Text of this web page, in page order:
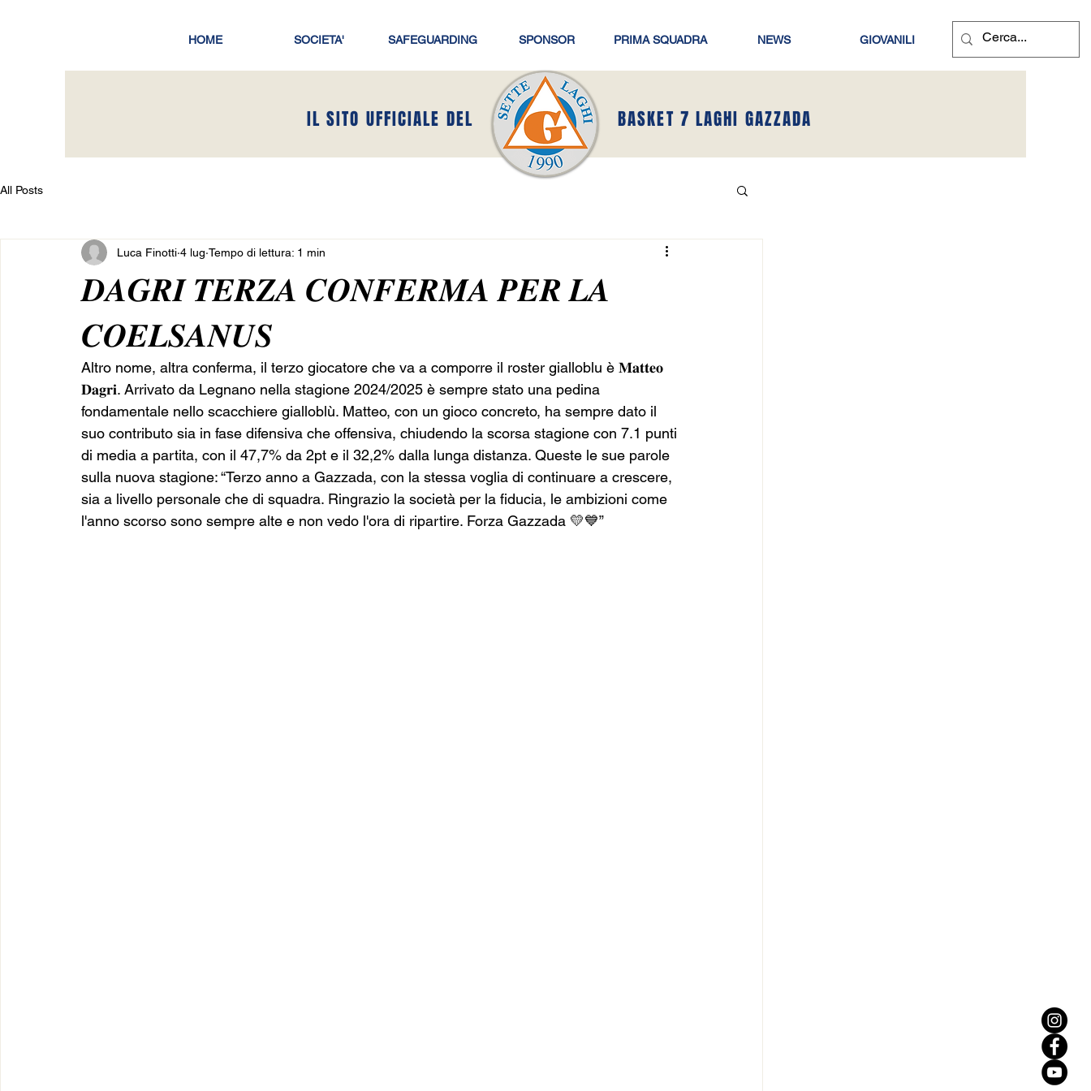
HOME SOCIETA' SAFEGUARDING SPONSOR PRIMA SQUADRA NEWS GIOVANILI
IL SITO UFFICIALE DEL BASKET 7 LAGHI GAZZADA
All Posts
𝑫𝑨𝑮𝑹𝑰 𝑻𝑬𝑹𝒁𝑨 𝑪𝑶𝑵𝑭𝑬𝑹𝑴𝑨 𝑷𝑬𝑹 𝑳𝑨
𝑪𝑶𝑬𝑳𝑺𝑨𝑵𝑼𝑺
Luca Finotti 4 lug Tempo di lettura: 1 min
Altro nome, altra conferma, il terzo giocatore che va a comporre il roster gialloblu è 𝐌𝐚𝐭𝐭𝐞𝐨
𝐃𝐚𝐠𝐫𝐢. Arrivato da Legnano nella stagione 2024/2025 è sempre stato una pedina
fondamentale nello scacchiere gialloblù. Matteo, con un gioco concreto, ha sempre dato il
suo contributo sia in fase difensiva che offensiva, chiudendo la scorsa stagione con 7.1 punti
di media a partita, con il 47,7% da 2pt e il 32,2% dalla lunga distanza. Queste le sue parole
sulla nuova stagione: “Terzo anno a Gazzada, con la stessa voglia di continuare a crescere,
sia a livello personale che di squadra. Ringrazio la società per la fiducia, le ambizioni come
l'anno scorso sono sempre alte e non vedo l'ora di ripartire. Forza Gazzada 💛💙”